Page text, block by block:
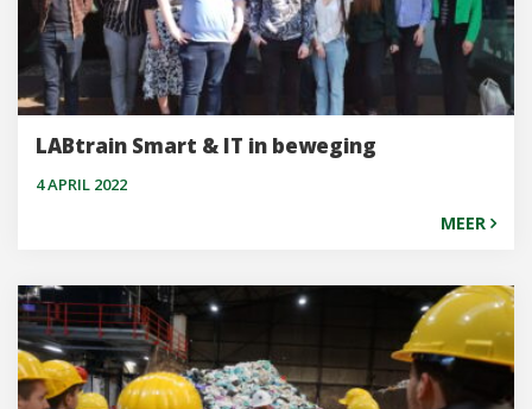
LABtrain Smart & IT in beweging
4 APRIL 2022
MEER